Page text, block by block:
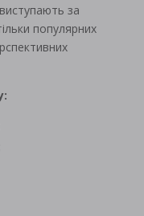
за
популярних